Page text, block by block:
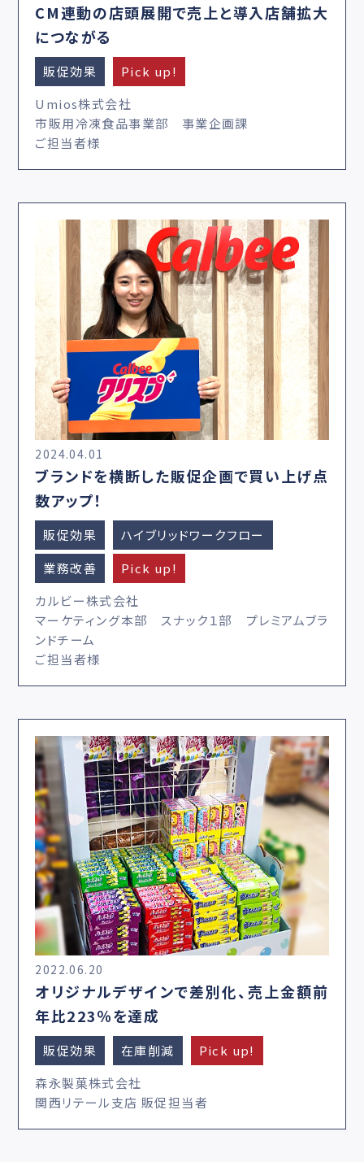
CM連動の店頭展開で売上と導入店舗拡大
につながる
販促効果
Pick up!
Umios株式会社
市販用冷凍食品事業部 事業企画課
ご担当者様
2024.04.01
ブランドを横断した販促企画で買い上げ点
数アップ！
販促効果
ハイブリッドワークフロー
業務改善
Pick up!
カルビー株式会社
マーケティング本部 スナック１部 プレミアムブラ
ンドチーム
ご担当者様
2022.06.20
オリジナルデザインで差別化、売上金額前
年比223％を達成
販促効果 在庫削減
Pick up!
森永製菓株式会社
関西リテール支店 販促担当者